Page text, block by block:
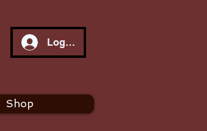
Log In
Shop